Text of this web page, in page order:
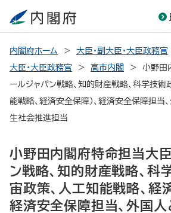
内閣府ホーム 大臣・副大臣・大臣政務官
大臣・大臣政務官
高市内閣
小野田
ールジャパン戦略、知的財産戦略、科学技術
能戦略、経済安全保障）、経済安全保障担当
生社会推進担当
小野田内閣府特命担当大臣
ン戦略、知的財産戦略、科
宙政策、人工知能戦略、経
経済安全保障担当、外国